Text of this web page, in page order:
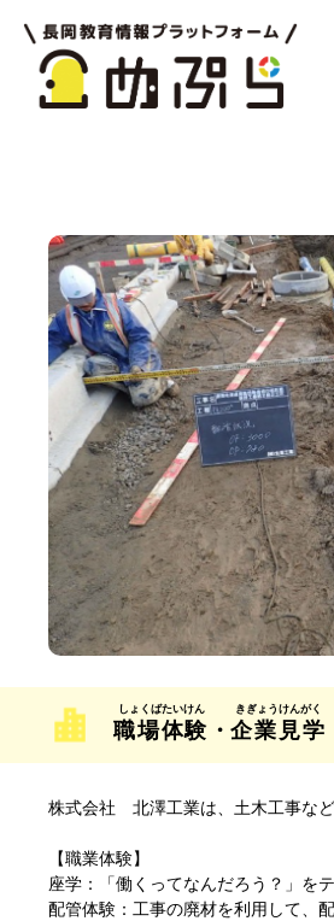
職場体験 ・企業見学
株式会社 北澤工業は、土木工事など
【職業体験】
座学：「働くってなんだろう？」を
配管体験：工事の廃材を利用して、